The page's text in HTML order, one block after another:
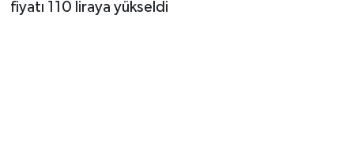
fiyatı 110 liraya yükseldi